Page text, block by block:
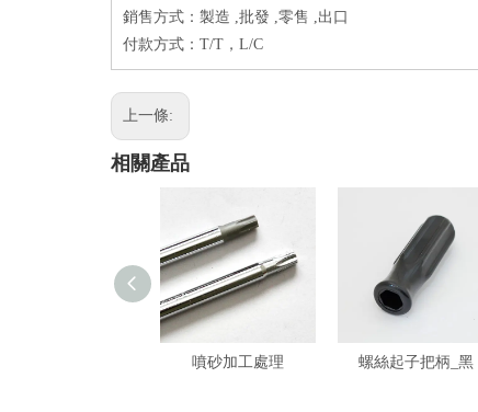
銷售方式：製造 ,批發 ,零售 ,出口
付款方式：T/T，L/C
上一條:
相關產品
噴砂加工處理 螺絲起子把柄_黑